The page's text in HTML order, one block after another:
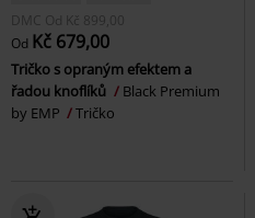
DMC Od Kč 899,00
Od Kč 679,00
Tričko s opraným efektem a
řadou knoflíků
Black Premium
by EMP
Tričko